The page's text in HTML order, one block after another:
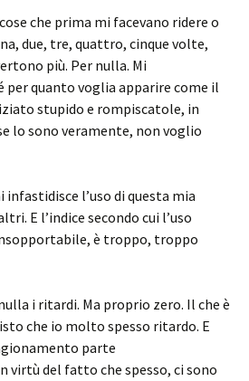
che prima mi facevano ridere o
due, tre, quattro, cinque volte,
più. Per nulla. Mi
per quanto voglia apparire come il
stupido e rompiscatole, in
lo sono veramente, non voglio
infastidisce l’uso di questa mia
E l’indice secondo cui l’uso
è troppo, troppo
i ritardi. Ma proprio zero. Il che è
che io molto spesso ritardo. E
parte
virtù del fatto che spesso, ci sono